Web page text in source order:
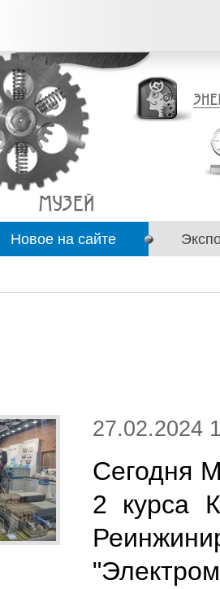
Новое на сайте
27.02.2024
Сегодня
2 курса